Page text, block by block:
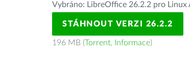
Vybráno: LibreOffice 26.2.2 pro Linux
STÁHNOUT VERZI 26.2.2
196 MB (Torrent, Informace)